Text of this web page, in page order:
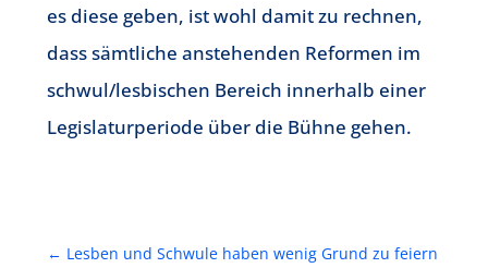
es diese geben, ist wohl damit zu rechnen,
dass sämtliche anstehenden Reformen im
schwul/lesbischen Bereich innerhalb einer
Legislaturperiode über die Bühne gehen.
← Lesben und Schwule haben wenig Grund zu feiern